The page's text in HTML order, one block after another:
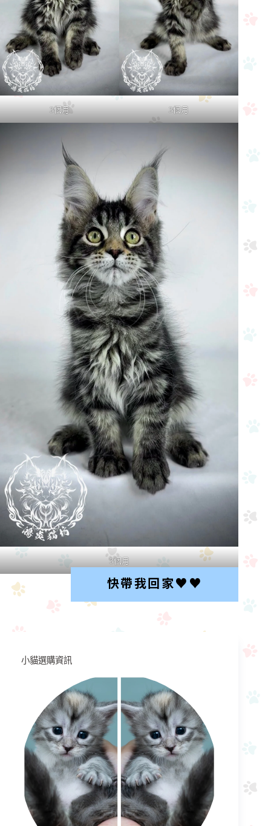
3個月 3個月
3個月
快帶我回家♥︎♥︎
小貓選購資訊